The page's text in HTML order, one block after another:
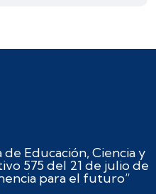
Educación, Ciencia y
575 del 21 de julio de
para el futuro”